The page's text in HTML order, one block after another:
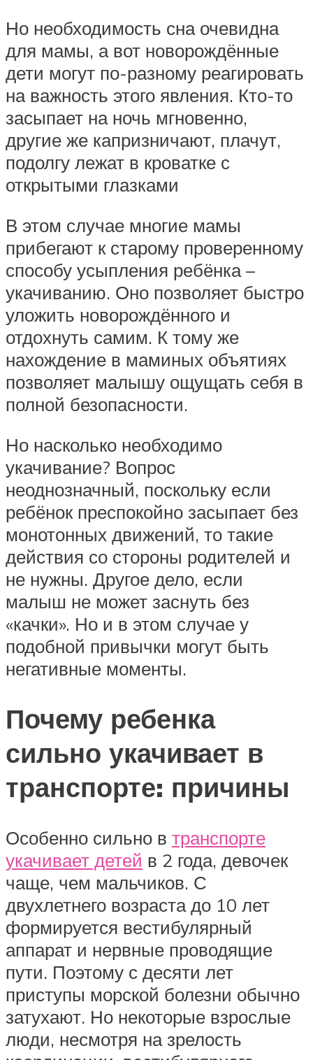
Но необходимость сна очевидна
для мамы, а вот новорождённые
дети могут по-разному реагировать
на важность этого явления. Кто-то
засыпает на ночь мгновенно,
другие же капризничают, плачут,
подолгу лежат в кроватке с
открытыми глазками
В этом случае многие мамы
прибегают к старому проверенному
способу усыпления ребёнка –
укачиванию. Оно позволяет быстро
уложить новорождённого и
отдохнуть самим. К тому же
нахождение в маминых объятиях
позволяет малышу ощущать себя в
полной безопасности.
Но насколько необходимо
укачивание? Вопрос
неоднозначный, поскольку если
ребёнок преспокойно засыпает без
монотонных движений, то такие
действия со стороны родителей и
не нужны. Другое дело, если
малыш не может заснуть без
«качки». Но и в этом случае у
подобной привычки могут быть
негативные моменты.
Почему ребенка
сильно укачивает в
транспорте: причины
Особенно сильно в транспорте
укачивает детей в 2 года, девочек
чаще, чем мальчиков. С
двухлетнего возраста до 10 лет
формируется вестибулярный
аппарат и нервные проводящие
пути. Поэтому с десяти лет
приступы морской болезни обычно
затухают. Но некоторые взрослые
люди, несмотря на зрелость